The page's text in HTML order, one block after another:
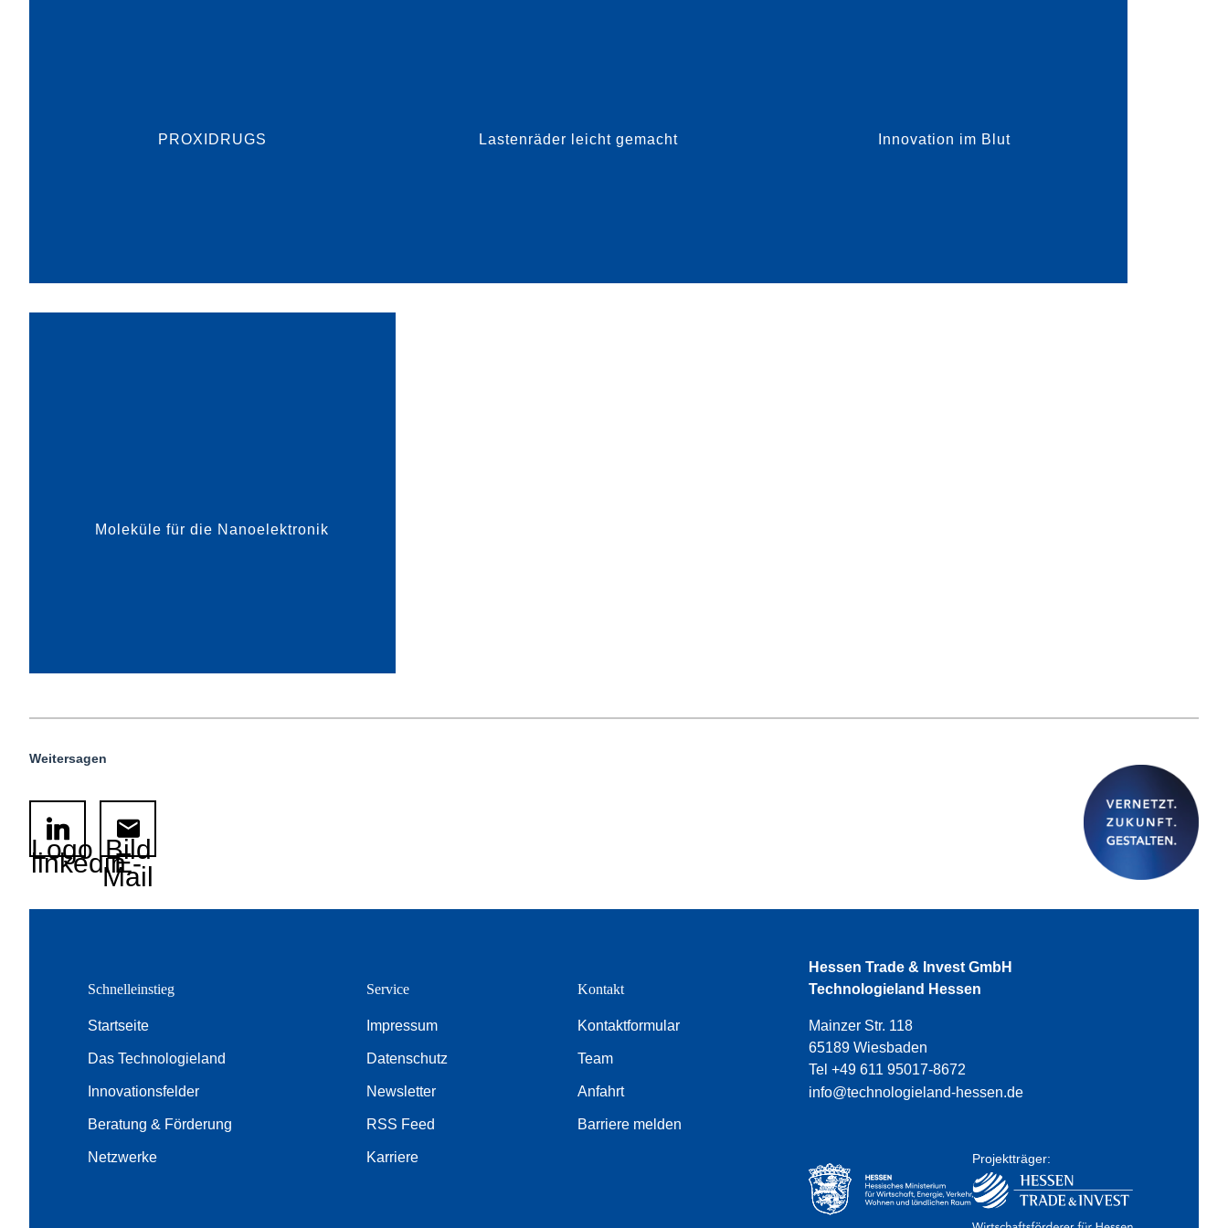
PROXIDRUGS Lastenräder leicht gemacht Innovation im Blut
Moleküle für die Nanoelektronik
Weitersagen
Logo
linkedinBild
E-
Mail
Schnelleinstieg
Startseite
Das Technologieland
Innovationsfelder
Beratung & Förderung
Netzwerke
Service
Impressum
Datenschutz
Newsletter
RSS Feed
Karriere
Kontakt
Kontaktformular
Team
Anfahrt
Barriere melden
Hessen Trade & Invest GmbH
Technologieland Hessen
Mainzer Str. 118
65189 Wiesbaden
Tel +49 611 95017-8672
info@technologieland-hessen.de
Projektträger: